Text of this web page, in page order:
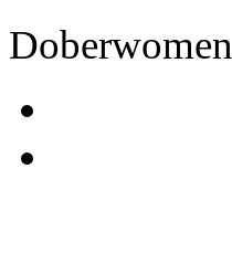
Doberwomen